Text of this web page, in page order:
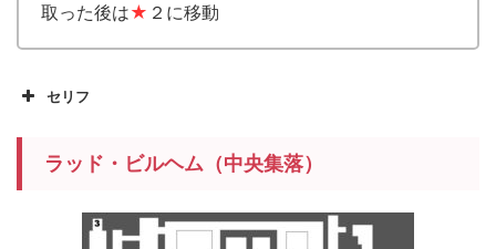
取った後は★ ２に移動
セリフ
ラッド・ビルヘム（中央集落）